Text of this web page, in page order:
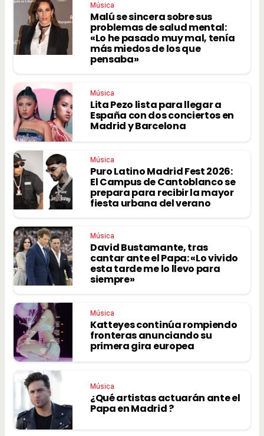
Música
Malú se sincera sobre sus
problemas de salud mental:
«Lo he pasado muy mal, tenía
más miedos de los que
pensaba»
Música
Lita Pezo lista para llegar a
España con dos conciertos en
Madrid y Barcelona
Música
Puro Latino Madrid Fest 2026:
El Campus de Cantoblanco se
prepara para recibir la mayor
fiesta urbana del verano
Música
David Bustamante, tras
cantar ante el Papa: «Lo vivido
esta tarde me lo llevo para
siempre»
Música
Katteyes continúa rompiendo
fronteras anunciando su
primera gira europea
Música
¿Qué artistas actuarán ante el
Papa en Madrid ?